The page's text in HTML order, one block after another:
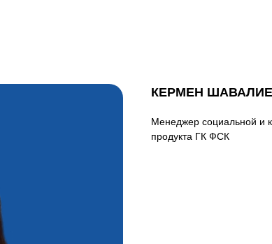
КЕРМЕН
Менеджер социальной и
продукта ГК ФСК